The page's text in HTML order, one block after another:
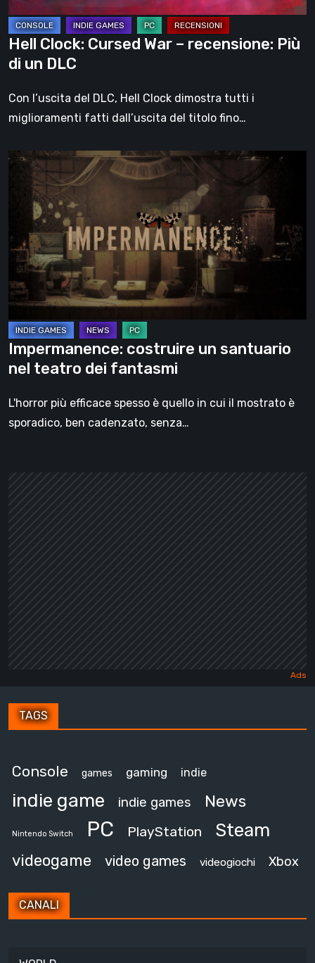
un
DLC
Hell Clock: Cursed War – recensione: Più
di un DLC
Con l’uscita del DLC, Hell Clock dimostra tutti i
miglioramenti fatti dall’uscita del titolo fino…
Impermanence:
costruire
santuario
nel
teatro
dei
fantasmi
Impermanence: costruire un santuario
nel teatro dei fantasmi
L'horror più efficace spesso è quello in cui il mostrato è
sporadico, ben cadenzato, senza…
TAGS
Console games gaming indie
indie game indie games News
Nintendo Switch PC PlayStation Steam
videogame video games videogiochi Xbox
CANALI